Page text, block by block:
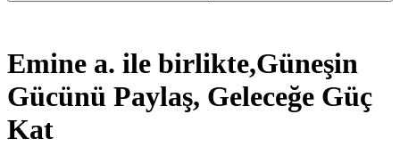
Emine a. ile birlikte,Güneşin
Gücünü Paylaş, Geleceğe Güç
Kat